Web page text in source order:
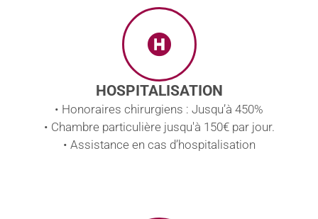
HOSPITALISATION
• Honoraires chirurgiens : Jusqu’à 450%
• Chambre particulière jusqu'à 150€ par jour.
• Assistance en cas d’hospitalisation